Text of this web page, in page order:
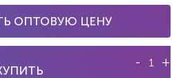
ОПТОВУЮ ЦЕНУ
- +